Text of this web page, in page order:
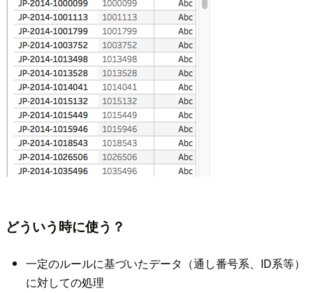
どういう時に使う？
一定のルールに基づいたデータ（通し番号系、ID系等）
に対しての処理